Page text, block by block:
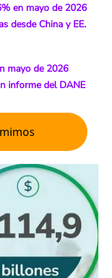
en mayo de 2026
desde China y EE.
mayo de 2026
informe del DANE